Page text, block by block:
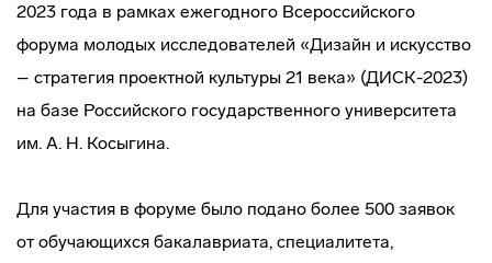
2023 года в рамках ежегодного Всероссийского
форума молодых исследователей «Дизайн и искусство
– стратегия проектной культуры 21 века» (ДИСК-2023)
на базе Российского государственного университета
им. А. Н. Косыгина.
Для участия в форуме было подано более 500 заявок
от обучающихся бакалавриата, специалитета,